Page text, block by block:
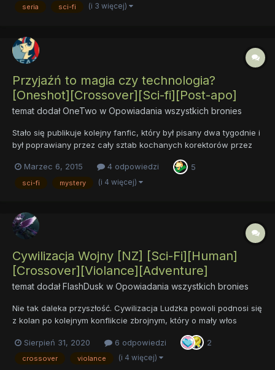
znamy Jej serialowy odpowiednik....
seria sci-fi (i 3 więcej)
Przyjaźń to magia czy technologia?
[Oneshot][Crossover][Sci-fi][Post-apo]
temat dodałOneTwo w Opowiadania wszystkich bronies
Stało się publikuje kolejny fanfic, który był pisany dwa tygodnie i
był poprawiany przez cały sztab kochanych korektorów przez
aby stworzyć dobre opowiadanie nie tylko pod względem
historii, ale przede wszystkim stylistyki. Korekta: Go...
Marzec 6, 2015 4 odpowiedzi 5
sci-fi mystery (i 4 więcej)
Cywilizacja Wojny [NZ] [Sci-Fi][Human]
[Crossover][Violance][Adventure]
temat dodałFlashDusk w Opowiadania wszystkich bronies
Nie tak daleka przyszłość. Cywilizacja Ludzka powoli podnosi się
z kolan po kolejnym konflikcie zbrojnym, który o mały włos
zmianie za sprawą jednego... tajemniczego wydarzenia.
Zapraszam do czytania Prolog Rozdz...
Sierpień 31, 2020 6 odpowiedzi 2
crossover violance (i 4 więcej)